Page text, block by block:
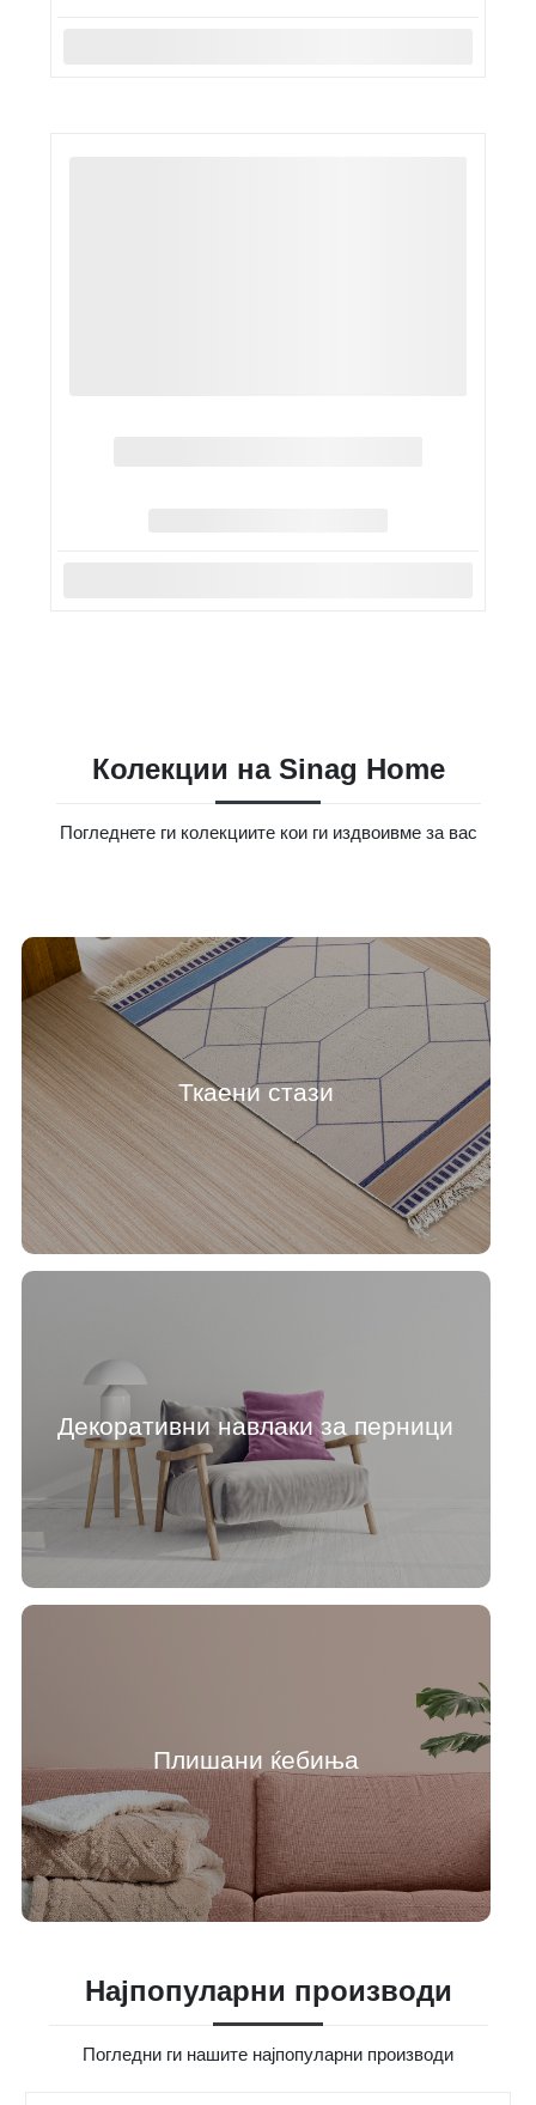
Колекции на Sinag Home
Погледнете ги колекциите кои ги издвоивме за вас
Ткаени стази
Декоративни навлаки за перници
Плишани ќебиња
Најпопуларни производи
Погледни ги нашите најпопуларни производи